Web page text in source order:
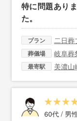
特に問題あり
た。
プラン 二日葬
葬儀場 岐阜
最寄駅 美濃山
60代 / 男